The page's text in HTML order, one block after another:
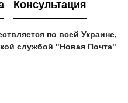
Консультация
по всей Украине,
службой "Новая Почта"